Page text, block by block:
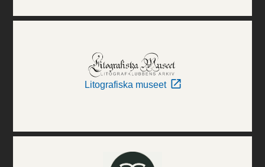
Litografiska museet